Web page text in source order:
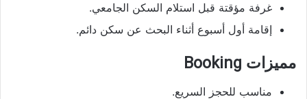
غرفة مؤقتة قبل استلام السكن الجامعي.
إقامة أول أسبوع أثناء البحث عن سكن دائم.
مميزات Booking
مناسب للحجز السريع.